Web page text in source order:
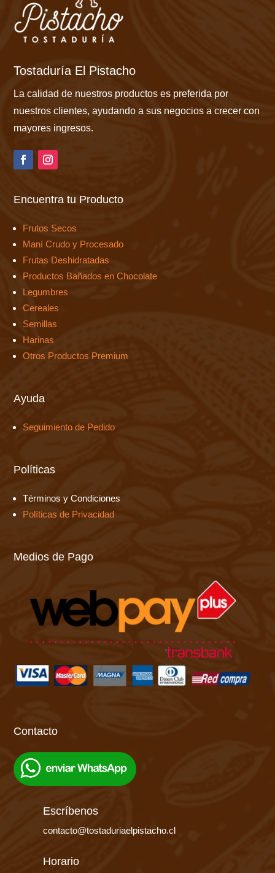
Tostaduría El Pistacho
La calidad de nuestros productos es preferida por
nuestros clientes, ayudando a sus negocios a crecer con
mayores ingresos.
Encuentra tu Producto
Frutos Secos
Maní Crudo y Procesado
Frutas Deshidratadas
Productos Bañados en Chocolate
Legumbres
Cereales
Semillas
Harinas
Otros Productos Premium
Ayuda
Seguimiento de Pedido
Políticas
Términos y Condiciones
Políticas de Privacidad
Medios de Pago
Contacto
Escríbenos
contacto@tostaduriaelpistacho.cl
Horario